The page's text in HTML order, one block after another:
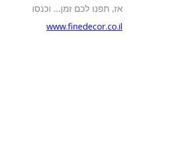
אז, תפנו לכם זמן... וכנסו
www.finedecor.co.il